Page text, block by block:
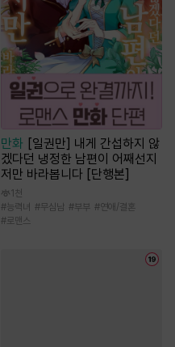
만화 [일권만] 내게 간섭하지 않
겠다던 냉정한 남편이 어째선지
저만 바라봅니다 [단행본]
1천
#능력녀 #무심남 #부부 #연애/결혼
#로맨스